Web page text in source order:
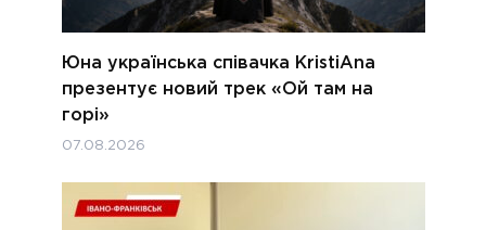
Юна українська співачка KristiAna
презентує новий трек «Ой там на
горі»
07.08.2026